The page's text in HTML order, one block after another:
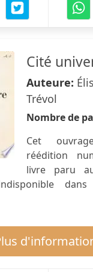
Cité
Auteure:
Trévol
Nombre de
Cet
réédition
livre paru